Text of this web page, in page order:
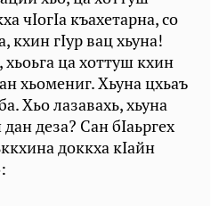
чIогIа къахетарна, со
кхин гIур вац хьуна!
хьоьга ца хоттуш кхин
хьомениг. Хьуна цхьаъ
Хьо лазавахь, хьуна
деза? Сан бIаьргех
доккха кIайн